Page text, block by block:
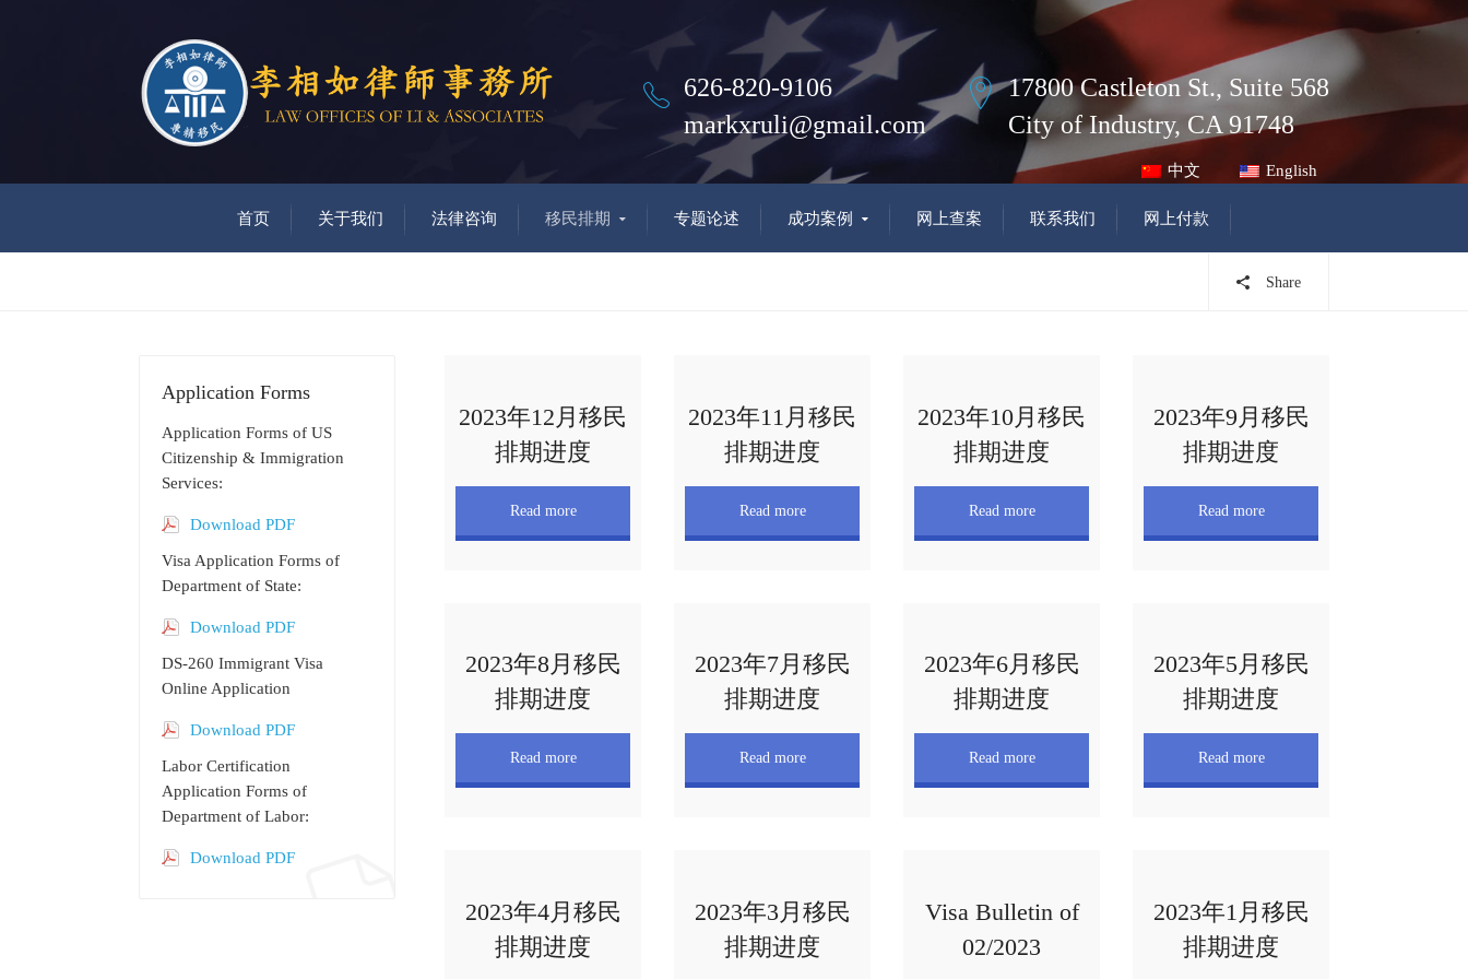
17800 Castleton St., Suite 568
City of Industry, CA 91748
626-820-9106
markxruli@gmail.com
中文 English
首页 关于我们 法律咨询 移民排期 专题论述 成功案例 网上查案 联系我们 网上付款
Share
2023年12月移民
排期进度
Read more
2023年11月移民
排期进度
Read more
2023年10月移民
排期进度
Read more
2023年9月移民
排期进度
Read more
2023年8月移民
排期进度
Read more
2023年7月移民
排期进度
Read more
2023年6月移民
排期进度
Read more
2023年5月移民
排期进度
Read more
2023年4月移民
排期进度
2023年3月移民
排期进度
Visa Bulletin of
02/2023
2023年1月移民
排期进度
Application Forms
Application Forms of US
Citizenship & Immigration
Services:
Download PDF
Visa Application Forms of
Department of State:
Download PDF
DS-260 Immigrant Visa
Online Application
Download PDF
Labor Certification
Application Forms of
Department of Labor:
Download PDF